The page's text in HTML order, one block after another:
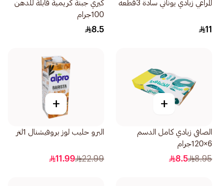
المراعي زبادي يوناني سادة 3قطعه
11
كيري جبنة كريمية قابلة للدهن
100جرام
8.5
+
الصافي زبادي كامل الدسم
6×120جرام
8.95
8.5
+
البرو حليب لوز بروفيشنال 1لتر
22.99
11.99